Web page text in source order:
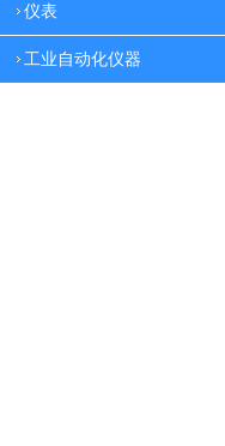
仪表
工业自动化仪器